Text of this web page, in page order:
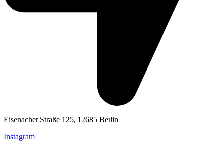
Eisenacher Straße 125, 12685 Berlin
Instagram